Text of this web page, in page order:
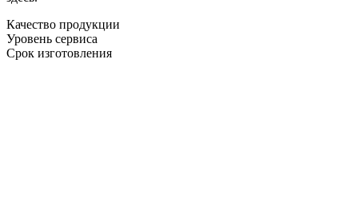
Качество продукции
Уровень сервиса
Срок изготовления